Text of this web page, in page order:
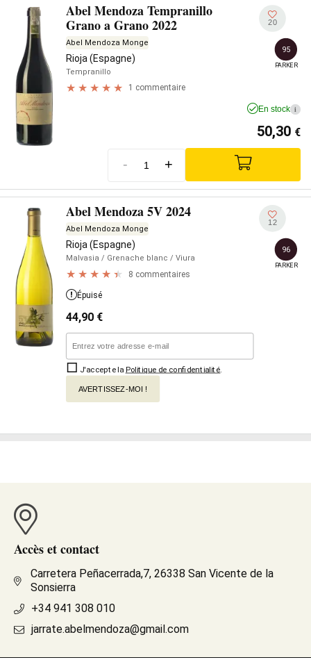
Abel Mendoza Tempranillo
Grano a Grano 2022
Abel Mendoza Monge
Rioja (Espagne)
Tempranillo
1 commentaire
20
95
PARKER
En stock i
50,30 €
- +
Abel Mendoza 5V 2024
Abel Mendoza Monge
Rioja (Espagne)
Malvasia / Grenache blanc / Viura
8 commentaires
12
96
PARKER
Épuisé
44,90 €
J'accepte la Politique de confidentialité
AVERTISSEZ-MOI !
Accès et contact
Carretera Peñacerrada,7, 26338 San Vicente de la
Sonsierra
+34 941 308 010
jarrate.abelmendoza@gmail.com